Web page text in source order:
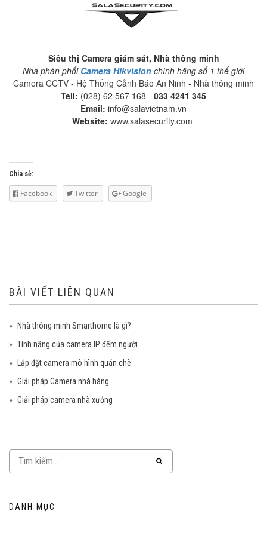
Siêu thị Camera giám sát, Nhà thông minh​
Nhà phân phối Camera Hikvision chính hãng số 1 thế giới
Camera CCTV - Hệ Thống Cảnh Báo An Ninh - Nhà thông minh
Tell: (028) 62 567 168 - 033 4241 345
Email: info@salavietnam.vn
Website: www.salasecurity.com
Chia sẻ:
Facebook Twitter Google
BÀI VIẾT LIÊN QUAN
Nhà thông minh Smarthome là gì?
Tính năng của camera IP đếm người
Lắp đặt camera mô hình quán chè
Giải pháp Camera nhà hàng
Giải pháp camera nhà xưởng
DANH MỤC